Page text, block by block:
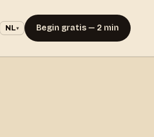
NL▾ Begin gratis — 2 min